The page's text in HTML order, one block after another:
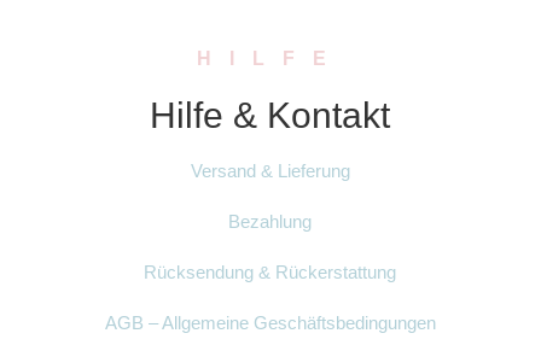
HILFE
Hilfe & Kontakt
Versand & Lieferung
Bezahlung
Rücksendung & Rückerstattung
AGB – Allgemeine Geschäftsbedingungen